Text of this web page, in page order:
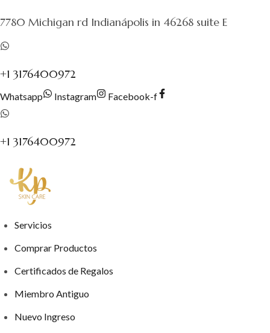
contenido
7780 Michigan rd Indianápolis in 46268 suite E
+1 3176400972
Whatsapp Instagram Facebook-f
+1 3176400972
Servicios
Comprar Productos
Certificados de Regalos
Miembro Antiguo
Nuevo Ingreso